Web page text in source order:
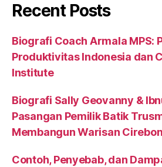
Recent Posts
Biografi Coach Armala MPS:
Produktivitas Indonesia dan
Institute
Biografi Sally Geovanny &
Pasangan Pemilik Batik
Membangun Warisan Cirebon
Contoh, Penyebab, dan